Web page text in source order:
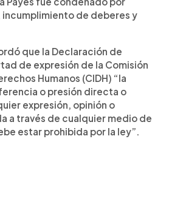
de deberes y
que la Declaración de
de expresión de la Comisión
Humanos (CIDH) “la
o presión directa o
expresión, opinión o
a través de cualquier medio de
estar prohibida por la ley”.